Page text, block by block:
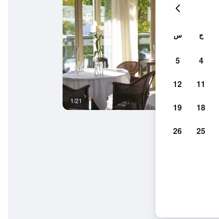
1/21
ج س
4
5
11
12
18
19
25
26